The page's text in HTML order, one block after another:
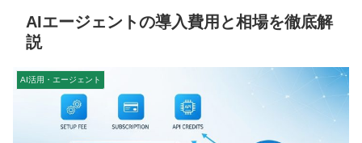
AIエージェントの導入費用と相場を徹底解
説
AI活用・エージェント